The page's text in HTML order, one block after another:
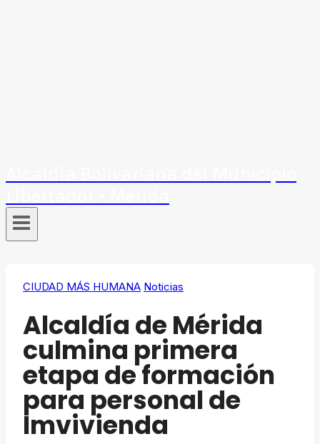
CIUDAD MÁS HUMANA Noticias
Alcaldía de Mérida
culmina primera
etapa de formación
para personal de
Imvivienda